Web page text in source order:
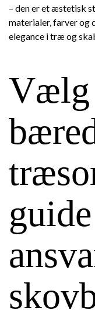
– den er et æstetisk
materialer, farver og
elegance i træ og
Vælg